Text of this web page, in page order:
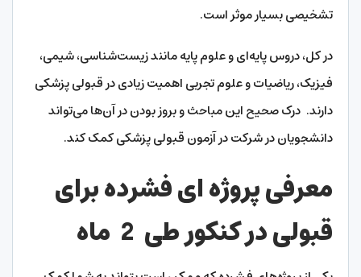
تشخیصی بسیار موثر است.
در کل، دروس پایه‌ای و علوم پایه مانند زیست‌شناسی، شیمی،
فیزیک، ریاضیات و علوم تجربی اهمیت زیادی در قبولی پزشکی
دارند. درک صحیح این مباحث و بروز بودن در آن‌ها می‌تواند
دانشجویان در شرکت در آزمون قبولی پزشکی کمک کند.
معرفی پروژه ای فشرده برای
قبولی در کنکور طی 2 ماه